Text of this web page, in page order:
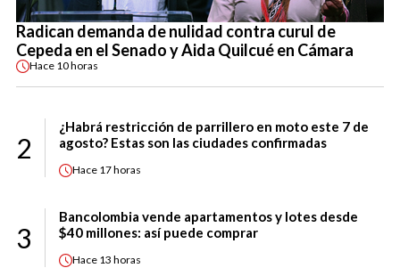
Radican demanda de nulidad contra curul de
Cepeda en el Senado y Aida Quilcué en Cámara
Hace 10 horas
2
¿Habrá restricción de parrillero en moto este 7 de
agosto? Estas son las ciudades confirmadas
Hace 17 horas
3
Bancolombia vende apartamentos y lotes desde
$40 millones: así puede comprar
Hace 13 horas